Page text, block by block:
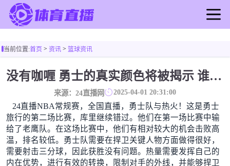
足球直播
篮球直播
足球录像
足球新闻
篮球新闻
当前位置:首页> 资讯 > 篮球资讯
没有咖喱 勇士的真实颜色将被揭示 谁注意到威金斯 他讨厌他的老老板
来源：24直播网 2025-04-01 20:31:00
24直播NBA常规赛，全国直播，勇士队与热火！这是勇士
旅行的第二场比赛，库里继续错过。他们在第一场比赛中输
给了老鹰队。在这场比赛中，他们有相对较大的机会击败高
温，排名较低。勇士队需要在捍卫关键人物方面做得很好，
需要射击三分球，因此获胜没有问题。热量需要发挥自己的
内在优势，进行有效的转换，限制对手的外线，并能够捍卫